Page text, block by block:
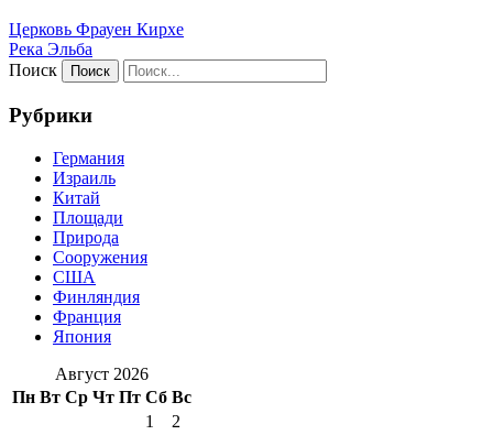
Церковь Фрауен Кирхе
Река Эльба
Поиск
Рубрики
Германия
Израиль
Китай
Площади
Природа
Сооружения
США
Финляндия
Франция
Япония
Август 2026
Пн Вт Ср Чт Пт Сб Вс
1
2